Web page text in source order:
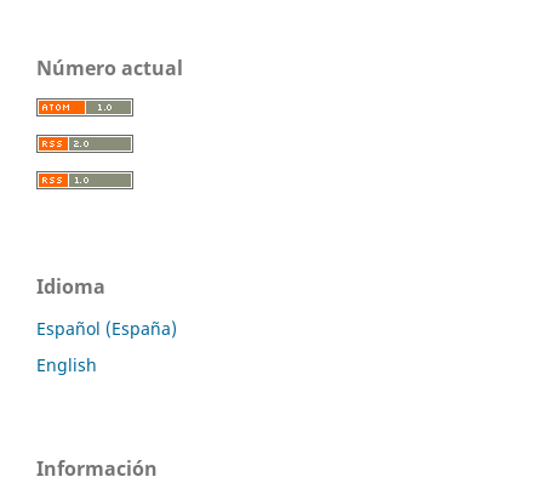
Número actual
Idioma
Español (España)
English
Información